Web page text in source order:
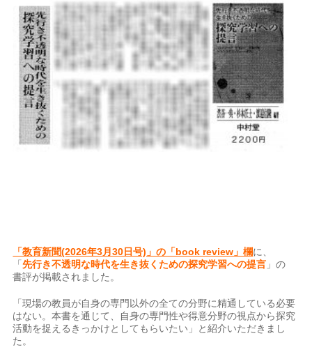
「教育新聞(2026年3月30日号)」の「book review」欄に、
「先行き不透明な時代を生き抜くための探究学習への提言 」の
書評が掲載されました。
「現場の教員が自身の専門以外の全ての分野に精通している必要
はない。本書を通じて、自身の専門性や得意分野の視点から探究
活動を捉えるきっかけとしてもらいたい」と紹介いただきまし
た。